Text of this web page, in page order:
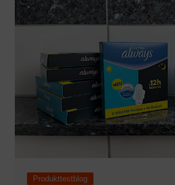
Produkttestblog